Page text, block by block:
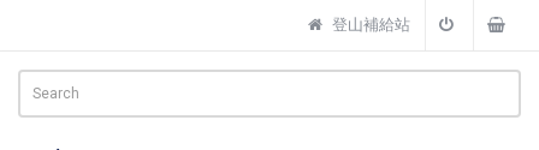
登山補給站